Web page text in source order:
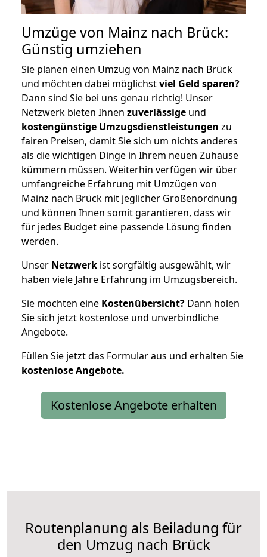
Umzüge von Mainz nach Brück:
Günstig umziehen
Sie planen einen Umzug von Mainz nach Brück
und möchten dabei möglichstviel Geld sparen?
Dann sind Sie bei uns genau richtig! Unser
Netzwerk bieten Ihnen zuverlässige und
kostengünstige Umzugsdienstleistungen zu
fairen Preisen, damit Sie sich um nichts anderes
als die wichtigen Dinge in Ihrem neuen Zuhause
kümmern müssen. Weiterhin verfügen wir über
umfangreiche Erfahrung mit Umzügen von
Mainz nach Brück mit jeglicher Größenordnung
und können Ihnen somit garantieren, dass wir
für jedes Budget eine passende Lösung finden
werden.
Unser Netzwerk ist sorgfältig ausgewählt, wir
haben viele Jahre Erfahrung im Umzugsbereich.
Sie möchten eine Kostenübersicht? Dann holen
Sie sich jetzt kostenlose und unverbindliche
Angebote.
Füllen Sie jetzt das Formular aus und erhalten Sie
kostenloseAngebote.
Kostenlose Angebote erhalten
Routenplanung als Beiladung für
den Umzug nach Brück